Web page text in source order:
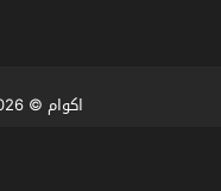
اكوام © 2026 جميع الحقوق محفوظة.